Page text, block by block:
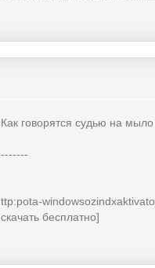
Как говорятся судью на
-------
ttp:pota-
скачать бесплатно]